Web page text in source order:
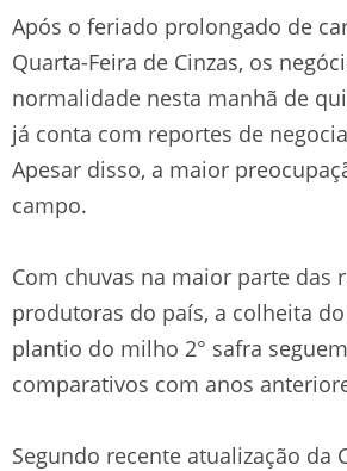
Após o feriado prolongado de
Quarta-Feira de Cinzas, os
normalidade nesta manhã de
já conta com reportes de
Apesar disso, a maior
campo.
Com chuvas na maior parte das
produtoras do país, a colheita
plantio do milho 2° safra
comparativos com anos
Segundo recente atualização da